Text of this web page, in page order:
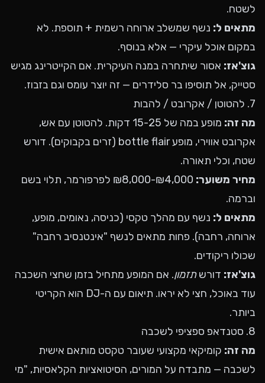
לשטח.
מתאים ל: נשף שמשלב ארוחה רשמית + תוספת. לא
במקום אוכל עיקרי — אלא בנוסף.
גוצ'אז: אסור שיתחרה במנה העיקרית. אם הקייטרינג מגיש
סטייק, אל תוסיפו בר סלידרים — זה יוצר עומס וגם בזבוז.
7. להטוטן / אקרובט / להבות
מה זה:
מופע במה של 15-25 דקות. להטוטן עם אש,
אקרובט אווירי, מופע bottle flair (זרים בקבוקים). דורש
שטח, וכלי תאורה.
מחיר משוער:
₪4,000-₪8,000 לפרפורמר, תלוי בשם
וברמה.
מתאים ל: נשף עם מהלך טקסי (כניסה, נאומים, מופע,
ארוחה, רחבה). פחות מתאים לנשף "אינטנסיב רחבה"
שכולו ריקודים.
גוצ'אז: דורשתזמון. אם המופע מתחיל בזמן שחצי השכבה
עוד באוכל, חצי לא יראו. תיאום עם ה-DJ הוא הקריטי
ביותר.
8. סטנדאפ ספציפי לשכבה
מה זה: קומיקאי מקצועי שעובר טקסט מותאם אישית
לשכבה — מתבדח על המורים, הסיטואציות הקלאסיות, "מי